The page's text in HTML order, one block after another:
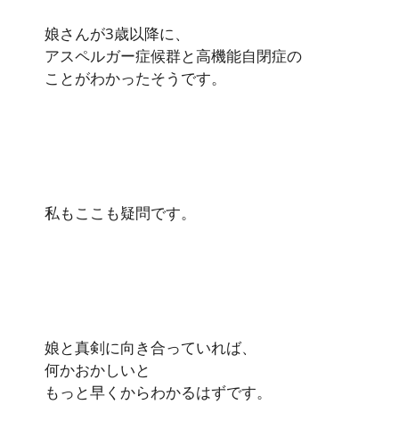
娘さんが3歳以降に、
アスペルガー症候群と高機能自閉症の
ことがわかったそうです。
私もここも疑問です。
娘と真剣に向き合っていれば、
何かおかしいと
もっと早くからわかるはずです。